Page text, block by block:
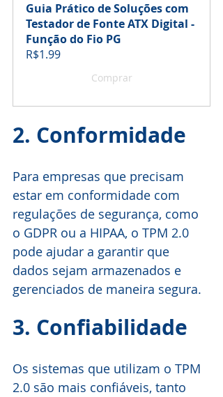
Guia Prático de Soluções com
Testador de Fonte ATX Digital -
Função do Fio PG
R$1.99
Comprar
2. Conformidade
Para empresas que precisam
estar em conformidade com
regulações de segurança, como
o GDPR ou a HIPAA, o TPM 2.0
pode ajudar a garantir que
dados sejam armazenados e
gerenciados de maneira segura.
3. Confiabilidade
Os sistemas que utilizam o TPM
2.0 são mais confiáveis, tanto